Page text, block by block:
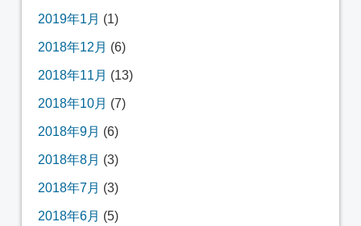
2019年1月 (1)
2018年12月 (6)
2018年11月 (13)
2018年10月 (7)
2018年9月 (6)
2018年8月 (3)
2018年7月 (3)
2018年6月 (5)